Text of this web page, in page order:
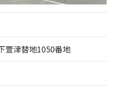
萱津替地1050番地